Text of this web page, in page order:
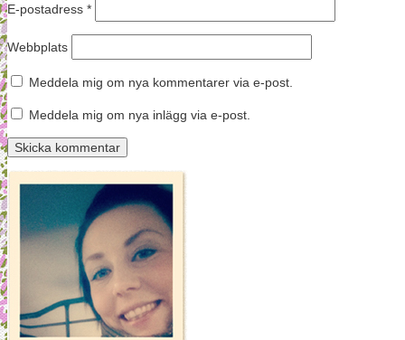
E-postadress *
Webbplats
Meddela mig om nya kommentarer via e-post.
Meddela mig om nya inlägg via e-post.